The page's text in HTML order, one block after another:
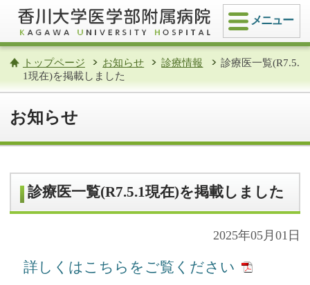
メニュー
トップページ お知らせ 診療情報
診療医一覧(R7.5.
1現在)を掲載しました
お知らせ
診療医一覧(R7.5.1現在)を掲載しました
2025年05月01日
詳しくはこちらをご覧ください